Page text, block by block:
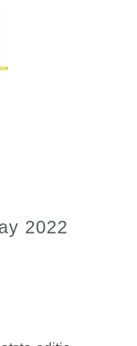
2022